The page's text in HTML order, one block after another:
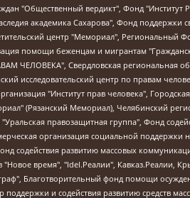
Общество с ограниченной ответственностью "МЕМО", Перл Роман Александрович, Симонов Евгений Алексеевич, Соловьева Елена Анатольевна, Сотников Даниил Владимирович, Сурначева Елизавета Дмитриевна, Автономная некоммерческая организация по защите прав человека и информированию населения "Якутия – Наше Мнение", Общество с ограниченной ответственностью "Москоу диджитал медиа", с 26.01.2023 Общество с ограниченной ответственностью "Чайка Белые сады", Ветошкина Валерия Валерьевна, Заговора Максим Александрович, Межрегиональное общественное движение "Российская ЛГБТ - сеть", Оленичев Максим Владимирович, Павлов Иван Юрьевич, Скворцова Елена Сергеевна, Общество с ограниченной ответственностью "Как бы инагент", Кочетков Игорь Викторович, Общество с ограниченной ответственностью "Честные выборы", Еланчик Олег Александрович, Общество с ограниченной ответственностью "Нобелевский призыв", Гималова Регина Эмилевна, Григорьев Андрей Валерьевич, Григорьева Алина Александровна, Ассоциация по содействию защите прав призывников, альтернативнослужащих и военнослужащих "Правозащитная группа "Гражданин.Армия.Право", Хисамова Регина Фаритовна, Автономная некоммерческая организация по реализации социально-правовых программ "Лилит", Дальневосточное общественное движение "Маяк", Санкт-Петербургская ЛГБТ-инициативная группа "Выход", Инициативная группа ЛГБТ+ "Реверс", Алексеев Андрей Викторович, Бекбулатова Таисия Львовна, Беляев Иван Михайлович, Владыкина Елена Сергеевна, Гельман Марат Александрович, Никульшина Вероника Юрьевна, Толоконникова Надежда Андреевна, Шендерович Виктор Анатольевич, Общество с ограниченной ответственностью "Данное сообщение", Общество с ограниченной ответственностью Издательский дом "Новая глава", Айнбиндер Александра Александровна, Московский комьюнити-центр для ЛГБТ+инициатив, Благотворительный фонд развития филантропии, Deutsche Welle (Германия, Kurt-Schumacher-Strasse 3, 53113 Bonn),